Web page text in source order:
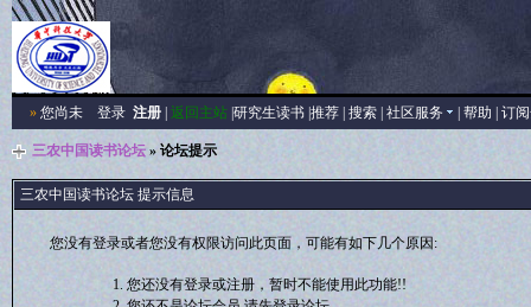
»您尚未 登录 注册| 返回主站| 研究生读书| 推荐| 搜索| 社区服务 帮助 订
三农中国读书论坛» 论坛提示
三农中国读书论坛 提示信息
您没有登录或者您没有权限访问此页面，可能有如下几个原因:
您还没有登录或注册，暂时不能使用此功能!!